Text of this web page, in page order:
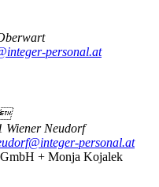
personal.at
Wiener Neudorf
personal.at
+ Monja Kojalek